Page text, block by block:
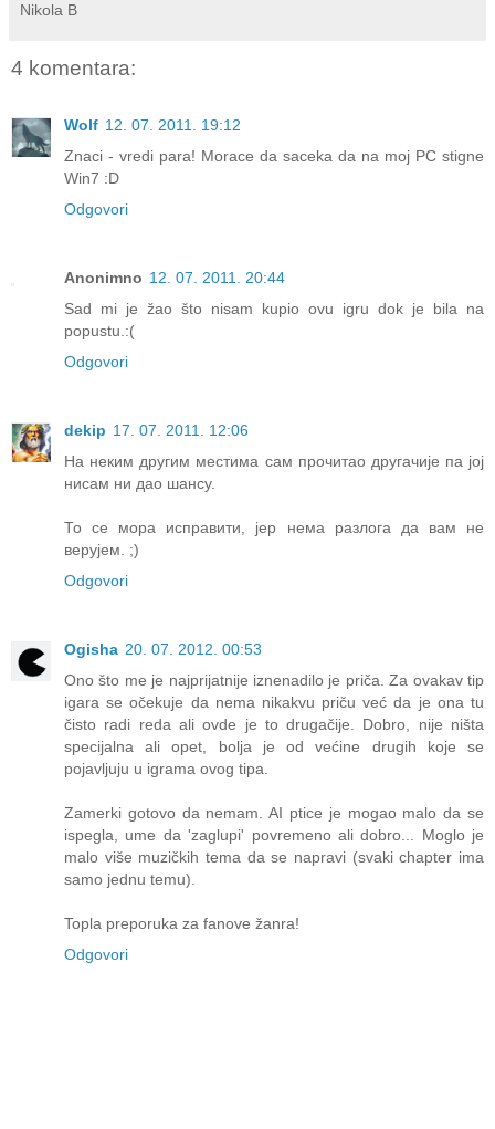
Nikola B
4 komentara:
Wolf 12. 07. 2011. 19:12
Znaci - vredi para! Morace da saceka da na moj PC stigne
Win7 :D
Odgovori
Anonimno 12. 07. 2011. 20:44
Sad mi je žao što nisam kupio ovu igru dok je bila na
popustu.:(
Odgovori
dekip 17. 07. 2011. 12:06
На неким другим местима сам прочитао другачије па јој
нисам ни дао шансу.
То се мора исправити, јер нема разлога да вам не
верујем. ;)
Odgovori
Ogisha 20. 07. 2012. 00:53
Ono što me je najprijatnije iznenadilo je priča. Za ovakav tip
igara se očekuje da nema nikakvu priču već da je ona tu
čisto radi reda ali ovde je to drugačije. Dobro, nije ništa
specijalna ali opet, bolja je od većine drugih koje se
pojavljuju u igrama ovog tipa.
Zamerki gotovo da nemam. AI ptice je mogao malo da se
ispegla, ume da 'zaglupi' povremeno ali dobro... Moglo je
malo više muzičkih tema da se napravi (svaki chapter ima
samo jednu temu).
Topla preporuka za fanove žanra!
Odgovori